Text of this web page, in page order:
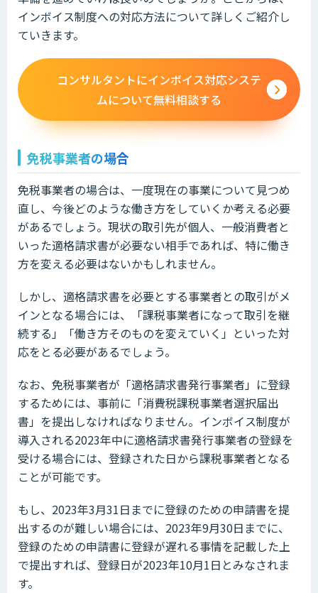
インボイス制度への対応方法について詳しくご紹介し
ていきます。
コンサルタントにインボイス対応システ
ムについて無料相談する
免税事業者の場合
免税事業者の場合は、一度現在の事業について見つめ
直し、今後どのような働き方をしていくか考える必要
があるでしょう。現状の取引先が個人、一般消費者と
いった適格請求書が必要ない相手であれば、特に働き
方を変える必要はないかもしれません。
しかし、適格請求書を必要とする事業者との取引がメ
インとなる場合には、「課税事業者になって取引を継
続する」「働き方そのものを変えていく」といった対
応をとる必要があるでしょう。
なお、免税事業者が「適格請求書発行事業者」に登録
するためには、事前に「消費税課税事業者選択届出
書」を提出しなければなりません。インボイス制度が
導入される2023年中に適格請求書発行事業者の登録を
受ける場合には、登録された日から課税事業者となる
ことが可能です。
もし、2023年3月31日までに登録のための申請書を提
出するのが難しい場合には、2023年9月30日までに、
登録のための申請書に登録が遅れる事情を記載した上
で提出すれば、登録日が2023年10月1日とみなされま
す。